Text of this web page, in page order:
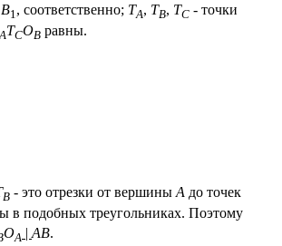
B1, соответственно; TA, TB, TC - точки
ATCOB равны.
B - это отрезки от вершиныA до точек
в подобных треугольниках. Поэтому
OA | AB.